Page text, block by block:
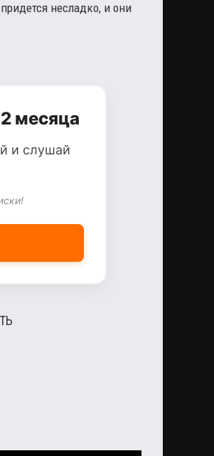
несладко, и они
месяца
и слушай